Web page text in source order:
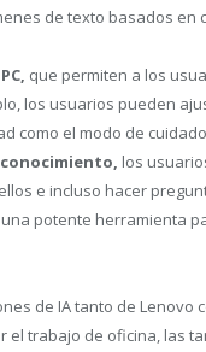
de texto basados en
que permiten a los
los usuarios pueden
como el modo de
los
e incluso hacer
potente herramienta
de IA tanto de Lenovo
trabajo de oficina, las